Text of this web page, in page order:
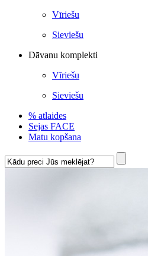
Vīriešu
Sieviešu
Dāvanu komplekti
Vīriešu
Sieviešu
% atlaides
Sejas FACE
Matu kopšana